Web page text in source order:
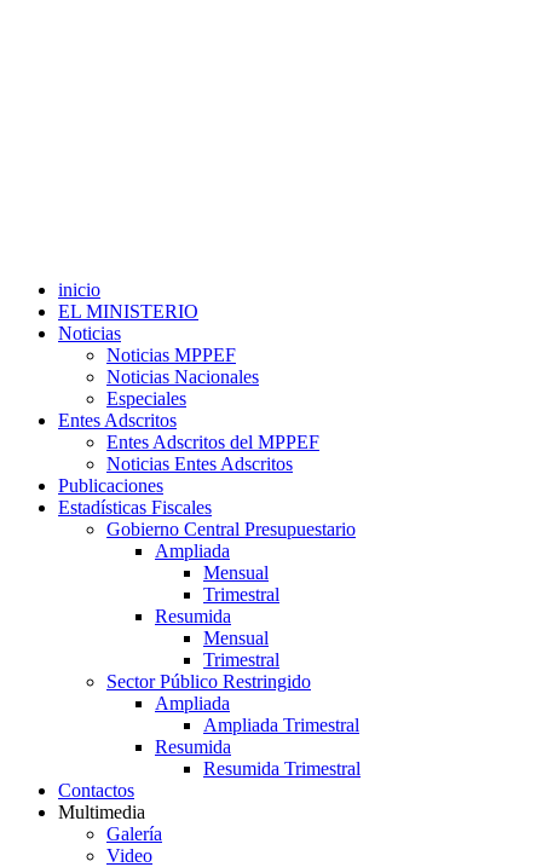
inicio
EL MINISTERIO
Noticias
Noticias MPPEF
Noticias Nacionales
Especiales
Entes Adscritos
Entes Adscritos del MPPEF
Noticias Entes Adscritos
Publicaciones
Estadísticas Fiscales
Gobierno Central Presupuestario
Ampliada
Mensual
Trimestral
Resumida
Mensual
Trimestral
Sector Público Restringido
Ampliada
Ampliada Trimestral
Resumida
Resumida Trimestral
Contactos
Multimedia
Galería
Video